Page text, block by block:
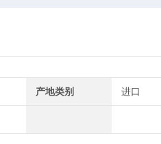
产地类别 进口